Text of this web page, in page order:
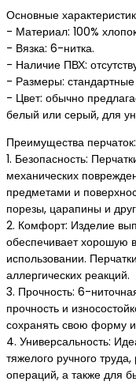
Основные
- Материал: 100%
- Вязка: 6-нитка.
- Наличие ПВХ:
- Размеры:
- Цвет: обычно
белый или серый, для
Преимущества перчаток:
1. Безопасность:
механических
предметами и
порезы, царапины и
2. Комфорт: Изделие
обеспечивает хорошую
использовании.
аллергических реакций.
3. Прочность: 6-
прочность и
сохранять свою форму и
4. Универсальность:
тяжелого ручного
операций, а также для